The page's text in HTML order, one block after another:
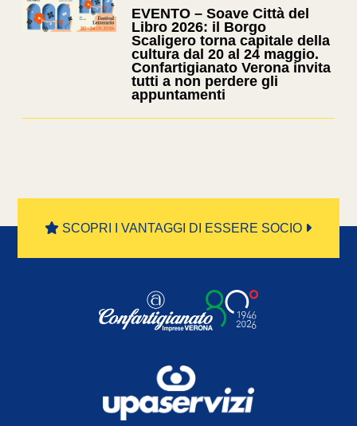
EVENTO – Soave Città del
Libro 2026: il Borgo
Scaligero torna capitale della
cultura dal 20 al 24 maggio.
Confartigianato Verona invita
tutti a non perdere gli
appuntamenti
SCOPRI I VANTAGGI DI ESSERE SOCIO